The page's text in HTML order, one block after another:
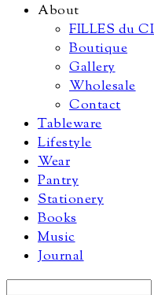
About
FILLES du
Boutique
Gallery
Wholesale
Contact
Tableware
Lifestyle
Wear
Pantry
Stationery
Books
Music
Journal